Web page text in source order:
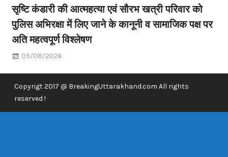
सृष्टि कंडारी की आत्महत्या एवं सौरभ खत्री परिवार को
पुलिस अभिरक्षा में लिए जाने के कानूनी व सामाजिक पक्ष पर
अति महत्वपूर्ण विश्लेषण
05/08/2026
Copyrigt 2017 @ BreakingUttarakhand.com All rights
reserved !